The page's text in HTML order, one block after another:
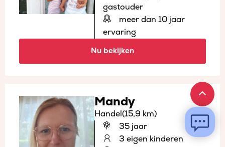
gastouder
meer dan 10 jaar
ervaring
Nu bekijken
Mandy
Handel(15,9 km)
35 jaar
3 eigen kinderen